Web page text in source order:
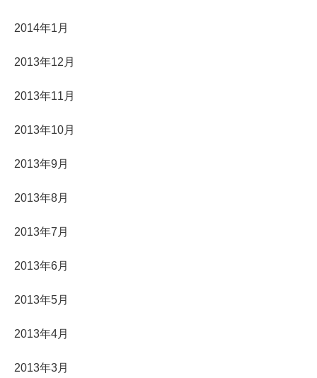
2014年1月
2013年12月
2013年11月
2013年10月
2013年9月
2013年8月
2013年7月
2013年6月
2013年5月
2013年4月
2013年3月